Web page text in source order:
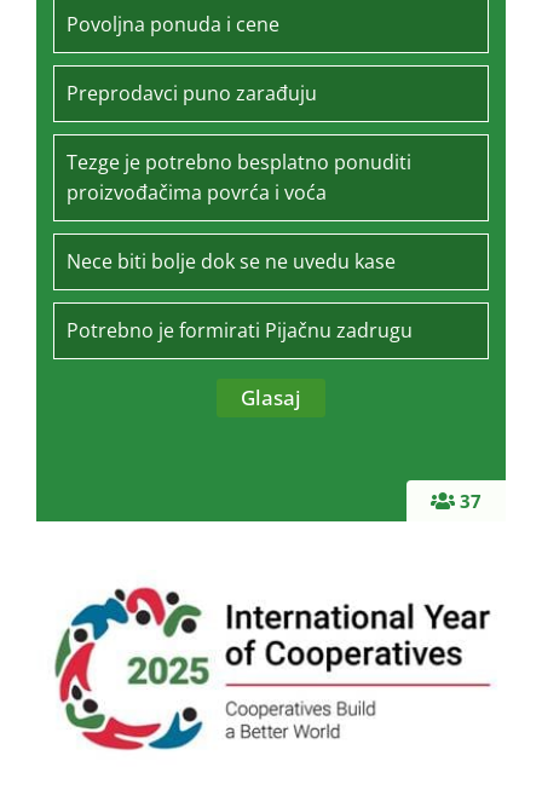
37
Povoljna ponuda i cene
Preprodavci puno zarađuju
Tezge je potrebno besplatno ponuditi
proizvođačima povrća i voća
Nece biti bolje dok se ne uvedu kase
Potrebno je formirati Pijačnu zadrugu